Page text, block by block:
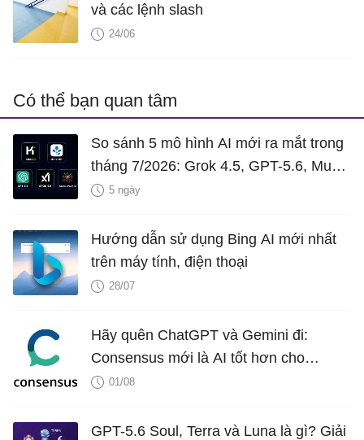
và các lệnh slash
24/06
Có thể bạn quan tâm
So sánh 5 mô hình AI mới ra mắt trong
tháng 7/2026: Grok 4.5, GPT-5.6, Muse
Spark 1.1, Inkling và Kimi K3
5 ngày
Hướng dẫn sử dụng Bing AI mới nhất
trên máy tính, điện thoại
28/07
Hãy quên ChatGPT và Gemini đi:
Consensus mới là AI tốt hơn cho
nghiên cứu!
01/08
GPT-5.6 Soul, Terra và Luna là gì? Giải